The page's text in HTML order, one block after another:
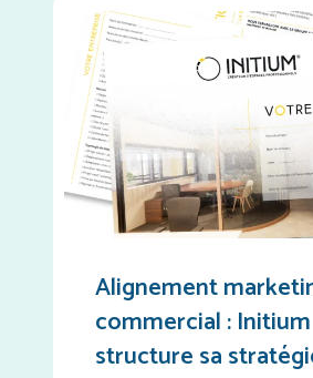
Alignement
commercial : Initium
structure sa